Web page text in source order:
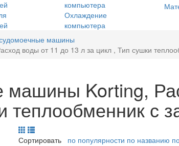
Охлаждение
компьютера
машины
воды от 11 до 13 л за цикл , Тип сушки
Korting,
теплообменник с
Сортировать по популярности по названию